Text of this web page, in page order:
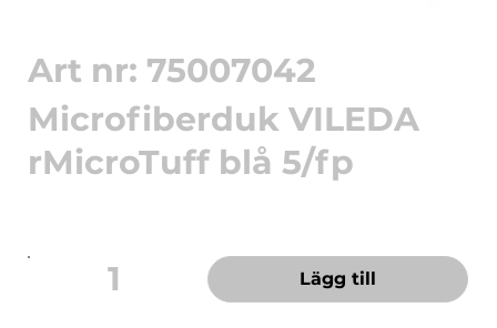
1 Lägg till
Art nr: 75007042
Microfiberduk VILEDA
rMicroTuff blå 5/fp